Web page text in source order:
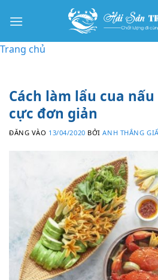
qua
dung
Trang chủ
Cách làm lẩu cua
cực đơn giản
ĐĂNG VÀO 13/04/2020 BỞIANH THẮNG